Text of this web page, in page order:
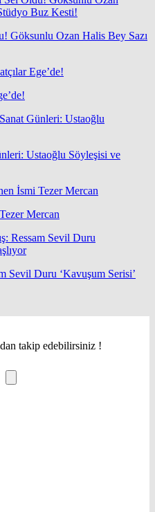
Göksunlu Ozan Halis Bey Sazı
Ustaoğlu Söyleşisi ve
Mercan
Sevil Duru ‘Kavuşum Serisi’
takip edebilirsiniz !